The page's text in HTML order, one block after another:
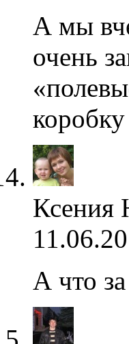
А мы
очень
Ксения
А что